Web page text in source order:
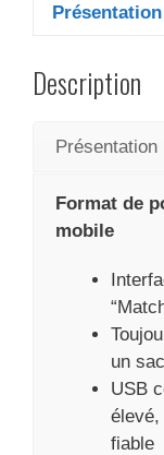
Présentation
Description
Présentation
Format de
mobile
un
USB
élevé,
fiable